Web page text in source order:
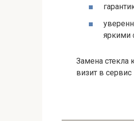
яркими
Замена стекла
визит в